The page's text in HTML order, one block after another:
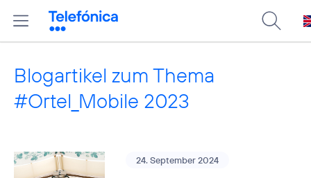
Blogartikel zum Thema
#Ortel_Mobile 2023
24. September 2024